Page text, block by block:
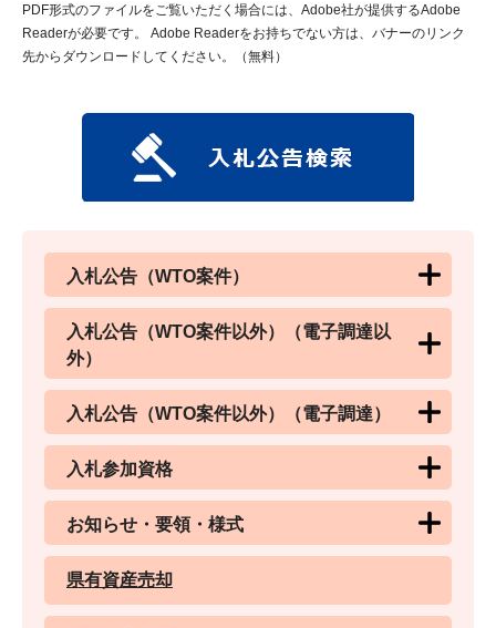
PDF形式のファイルをご覧いただく場合には、Adobe社が提供するAdobe
Readerが必要です。
Adobe Readerをお持ちでない方は、バナーのリンク
先からダウンロードしてください。（無料）
入札公告（WTO案件）
入札公告（WTO案件以外）（電子調達以
外）
入札公告（WTO案件以外）（電子調達）
入札参加資格
お知らせ・要領・様式
県有資産売却